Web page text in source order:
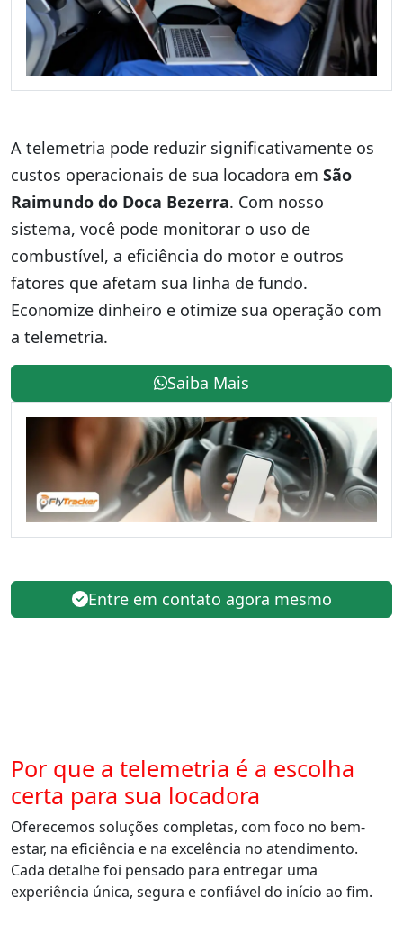
A telemetria pode reduzir significativamente os
custos operacionais de sua locadora em São
Raimundo do Doca Bezerra. Com nosso
sistema, você pode monitorar o uso de
combustível, a eficiência do motor e outros
fatores que afetam sua linha de fundo.
Economize dinheiro e otimize sua operação com
a telemetria.
Saiba Mais
Entre em contato agora mesmo
Por que a telemetria é a escolha
certa para sua locadora
Oferecemos soluções completas, com foco no bem-
estar, na eficiência e na excelência no atendimento.
Cada detalhe foi pensado para entregar uma
experiência única, segura e confiável do início ao fim.